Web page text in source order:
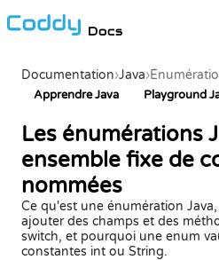
Docs
Documentation›Java›
Apprendre Java Playground
Les énumérations
ensemble fixe de
nommées
Ce qu'est une énumération
ajouter des champs et des
switch, et pourquoi une enum
constantes int ou String.